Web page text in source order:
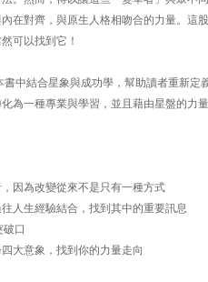
在對齊，與原生人格相吻合的力量。這
可以找到它！
書中結合星象與成功學，幫助讀者重新定
為一種專業與學習，並且藉由星盤的力
因為改變從來不是只有一種方式
人生經驗結合，找到其中的重要訊息
口
大意象，找到你的力量走向